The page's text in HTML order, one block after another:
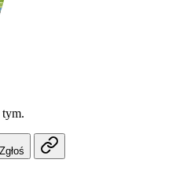
tym.
Zgłoś